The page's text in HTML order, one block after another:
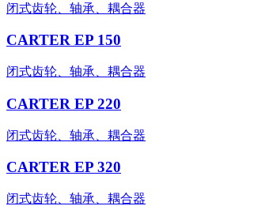
闭式齿轮、轴承、耦合器
CARTER EP 150
闭式齿轮、轴承、耦合器
CARTER EP 220
闭式齿轮、轴承、耦合器
CARTER EP 320
闭式齿轮、轴承、耦合器